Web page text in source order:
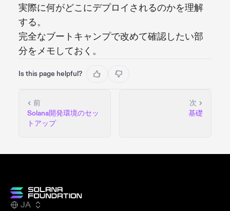
実際に何がどこにデプロイされるのかを理解
する。
完全なブートキャンプで改めて確認したい部
分をメモしておく。
Is this page helpful?
前
Solana開発環境のセッ
トアップ
次
基礎
JA